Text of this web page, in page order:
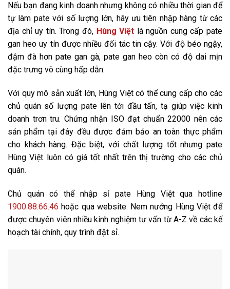
Nếu bạn đang kinh doanh nhưng không có nhiều thời gian để
tự làm pate với số lượng lớn, hãy ưu tiên nhập hàng từ các
địa chỉ uy tín. Trong đó, Hùng Việt là nguồn cung cấp pate
gan heo uy tín được nhiều đối tác tin cậy. Với độ béo ngậy,
đậm đà hơn pate gan gà, pate gan heo còn có độ dai mịn
đặc trưng vô cùng hấp dẫn.
Với quy mô sản xuất lớn, Hùng Việt có thể cung cấp cho các
chủ quán số lượng pate lên tới đầu tấn, tạ giúp việc kinh
doanh trơn tru. Chứng nhận ISO đạt chuẩn 22000 nên các
sản phẩm tại đây đều được đảm bảo an toàn thực phẩm
cho khách hàng. Đặc biệt, với chất lượng tốt nhưng pate
Hùng Việt luôn có giá tốt nhất trên thị trường cho các chủ
quán.
Chủ quán có thể nhập sỉ pate Hùng Việt qua hotline
1900.88.66.46 hoặc qua website: Nem nướng Hùng Việtđể
được chuyên viên nhiều kinh nghiệm tư vấn từ A-Z về các kế
hoạch tài chính, quy trình đặt sỉ.